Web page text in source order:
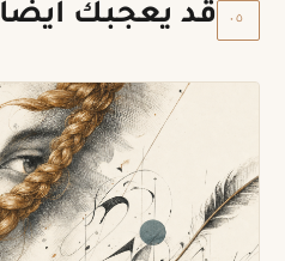
٠٥ قد يعجبك أيضًا